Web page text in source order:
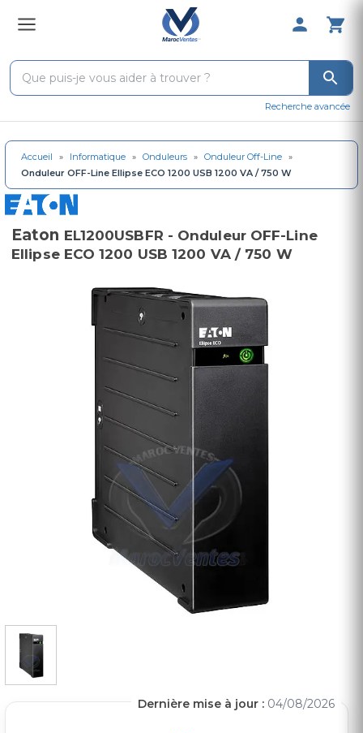
0 Produit
Recherche avancée
Accueil » Informatique » Onduleurs » Onduleur Off-Line »
Onduleur OFF-Line Ellipse ECO 1200 USB 1200 VA / 750 W
Eaton EL1200USBFR - Onduleur OFF-Line
Ellipse ECO 1200 USB 1200 VA / 750 W
Dernière mise à jour : 04/08/2026